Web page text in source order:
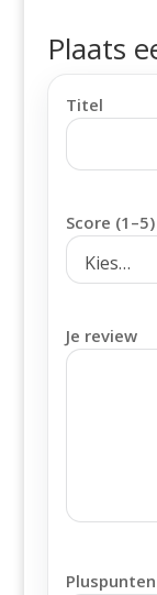
Plaats
Titel
Score (1–5)
Je review